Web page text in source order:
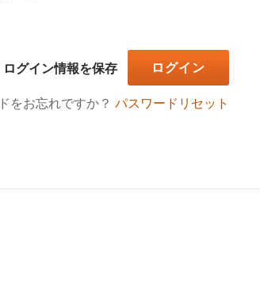
ログイン情報を保存
をお忘れですか？パスワードリセット